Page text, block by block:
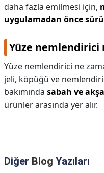
daha fazla emilmesi için,
uygulamadan önce
Yüze nemlendirici
Yüze nemlendirici ne
jeli, köpüğü ve
bakımında sabah ve
ürünler arasında yer alır.
Diğer Blog Yazıları